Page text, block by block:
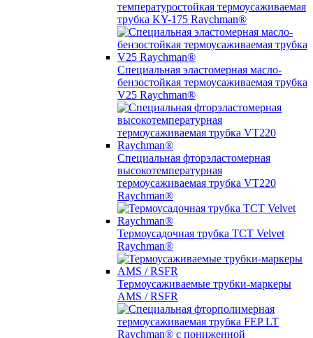
температуростойкая термоусаживаемая
трубка KY-175 Raychman®
Специальная эластомерная масло-
бензостойкая термоусаживаемая трубка
V25 Raychman®
Специальная фторэластомерная
высокотемпературная
термоусаживаемая трубка VT220
Raychman®
Термоусадочная трубка TCT Velvet
Raychman®
Термоусаживаемые трубки-маркеры
AMS / RSFR